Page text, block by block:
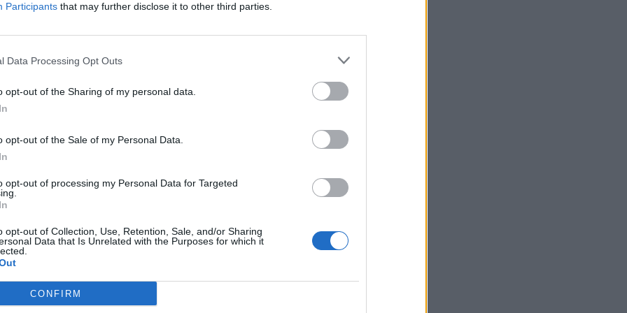
Participants that may further disclose it to other third parties.
Data Processing Opt Outs
opt-out of the Sharing of my personal data.
opt-out of the Sale of my Personal Data.
opt-out of processing my Personal Data for Targeted
opt-out of Collection, Use, Retention, Sale, and/or Sharing
Data that Is Unrelated with the Purposes for which it
CONFIRM
δυνατή η υποβολή νέων αιτήσεων ή η
αιτήσεις.
Α21 θα ανοίξει ξανά την Παρασκευή
μπορούν να υποβάλουν νέες αιτήσεις ή
παιδιού, η αίτηση Α21 πρέπει να έχει
το σύστημα.